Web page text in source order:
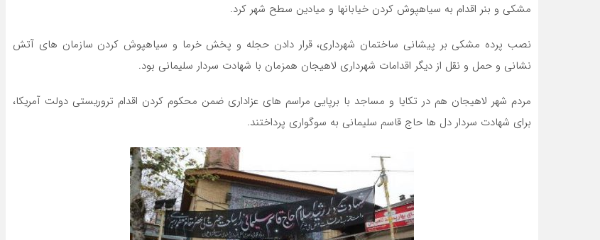
مشکی و بنر اقدام به سیاهپوش کردن خیابانها و میادین سطح شهر کرد.
نصب پرده مشکی بر پیشانی ساختمان شهرداری، قرار دادن حجله و پخش خرما و سیاهپوش کردن سازمان های آتش
نشانی و حمل و نقل از دیگر اقدامات شهرداری لاهیجان همزمان با شهادت سردار سلیمانی بود.
مردم شهر لاهیجان هم در تکایا و مساجد با برپایی مراسم های عزاداری ضمن محکوم کردن اقدام تروریستی دولت آمریکا،
برای شهادت سردار دل ها حاج قاسم سلیمانی به سوگواری پرداختند.